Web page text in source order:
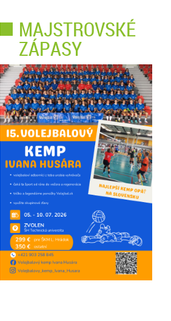
MAJSTROVSKÉ
ZÁPASY